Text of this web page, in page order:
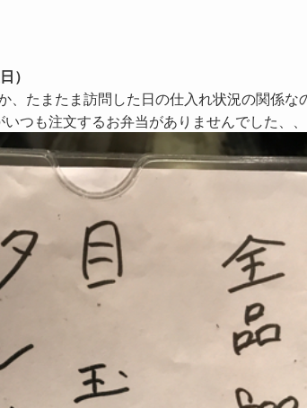
）
、たまたま訪問した日の仕入れ状況の関係な
つも注文するお弁当がありませんでした、、